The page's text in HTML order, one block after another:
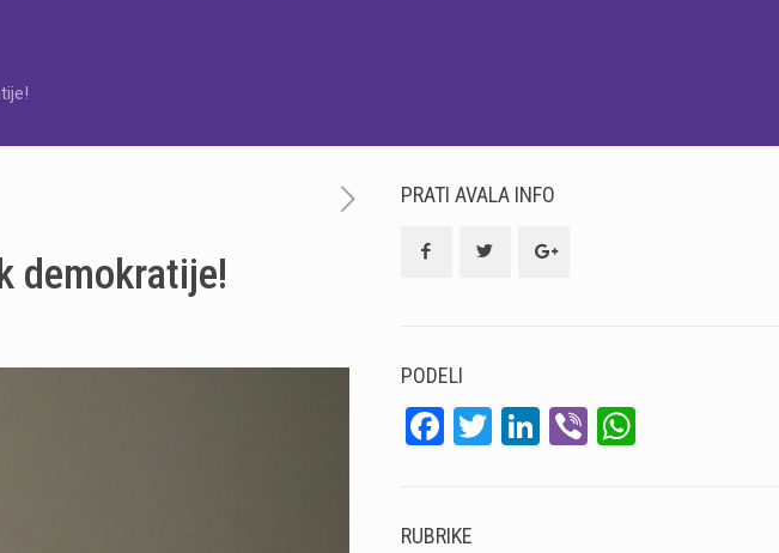
demokratije!
PRATI AVALA INFO
PODELI
Facebook
Twitter
LinkedIn
Viber
RUBRIKE